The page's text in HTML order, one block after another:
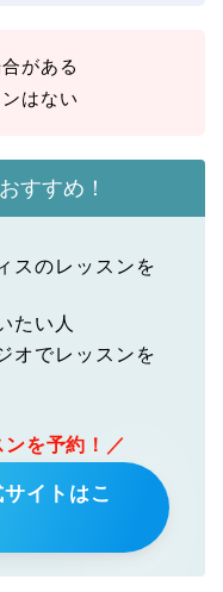
がある
はない
すすめ！
スのレッスンを
たい人
オでレッスンを
を予約！／
イトはこ